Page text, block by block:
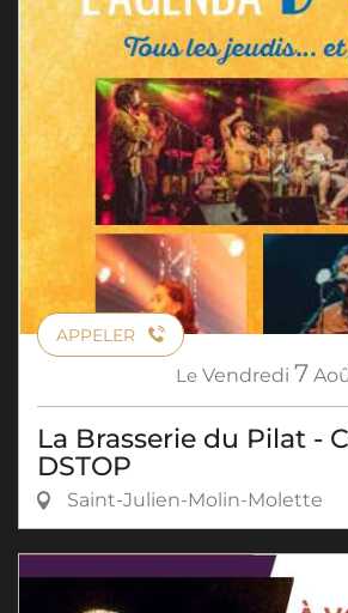
APPELER
Le Vendredi 7
La Brasserie du Pilat -
DSTOP
Saint-Julien-Molin-Molette